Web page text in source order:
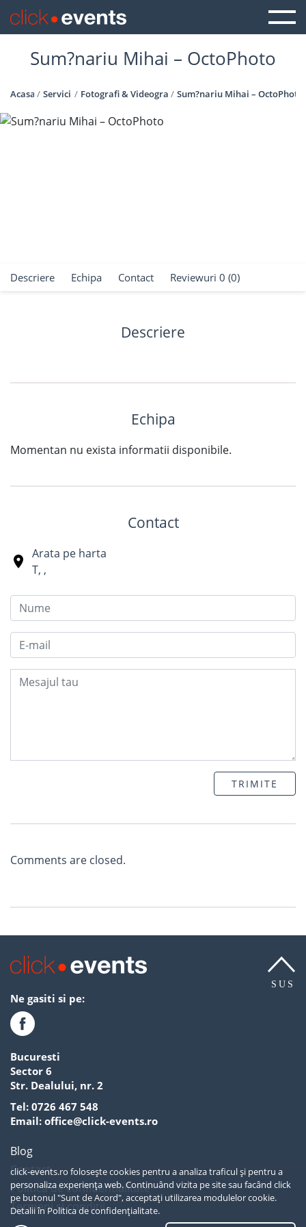
click-events.ro folosește cookies pentru a analiza traficul și pentru a
personaliza experiența web. Continuând vizita pe site sau facând click
pe butonul "Sunt de Acord", acceptați utilizarea modulelor cookie.
Detalii în Politica de confidențialitate.
Sum?nariu Mihai – OctoPhoto
Acasa Servicii Fotografi & Videografi Sum?nariu Mihai – OctoPhoto
Descriere Echipa Contact Reviewuri 0 (0)
Descriere
Echipa
Momentan nu exista informatii disponibile.
Contact
Arata pe harta
T, ,
TRIMITE
Comments are closed.
SUS
Ne gasiti si pe:
Bucuresti
Sector 6
Str. Dealului, nr. 2
Tel: 0726 467 548
Email: office@click-events.ro
Blog
Contact
Politica de confidentialitate
Termeni si conditii